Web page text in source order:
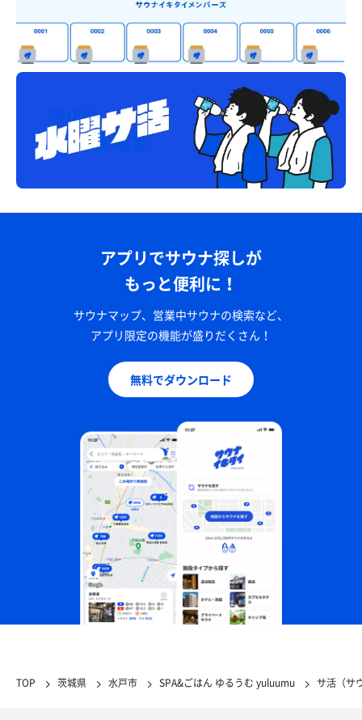
アプリでサウナ探しが
もっと便利に！
サウナマップ、営業中サウナの検索など、
アプリ限定の機能が盛りだくさん！
無料でダウンロード
TOP 茨城県 水戸市 SPA&ごはん ゆるうむ yuluumu サ活（サ